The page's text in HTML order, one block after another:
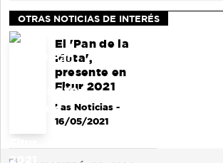
OTRAS NOTICIAS DE INTERÉS
El 'Pan de la
Mota',
presente en
Fitur 2021
Las Noticias-
16/05/2021